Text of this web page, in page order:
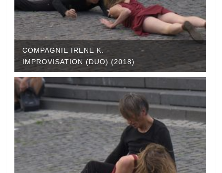
COMPAGNIE IRENE K. -
IMPROVISATION (DUO) (2018)